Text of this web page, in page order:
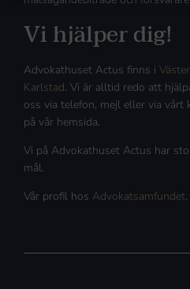
Vi hjälper dig!
Advokathuset Actus finns i
Karlstad. Vi är alltid redo att
oss via telefon, mejl eller via
på vår hemsida.
Vi på Advokathuset Actus har
mål.
Vår profil hos Advokatsamfundet.